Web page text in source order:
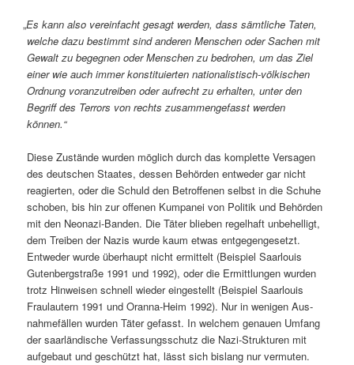
„Es kann also vere­in­facht gesagt wer­den, dass sämtliche Tat­en,
welche dazu bes­timmt sind anderen Men­schen oder Sachen mit
Gewalt zu begeg­nen oder Men­schen zu bedro­hen, um das Ziel
ein­er wie auch immer kon­sti­tu­ierten nation­al­is­tisch-völkischen
Ord­nung voranzutreiben oder aufrecht zu erhal­ten, unter den
Begriff des Ter­rors von rechts zusam­menge­fasst wer­den
können.“
Diese Zustände wur­den möglich durch das kom­plette Ver­sagen
des deutschen Staates, dessen Behör­den entwed­er gar nicht
reagierten, oder die Schuld den Betrof­fe­nen selb­st in die Schuhe
schoben, bis hin zur offe­nen Kumpanei von Poli­tik und Behör­den
mit den Neon­azi-Ban­den. Die Täter blieben regel­haft unbe­hel­ligt,
dem Treiben der Nazis wurde kaum etwas ent­ge­genge­set­zt.
Entwed­er wurde über­haupt nicht ermit­telt (Beispiel Saar­louis
Guten­bergstraße 1991 und 1992), oder die Ermit­tlun­gen wur­den
trotz Hin­weisen schnell wieder eingestellt (Beispiel Saar­louis
Fraulautern 1991 und Oran­na-Heim 1992). Nur in weni­gen Aus­
nah­me­fällen wur­den Täter gefasst. In welchem genauen Umfang
der saar­ländis­che Ver­fas­sungss­chutz die Nazi-Struk­turen mit
aufge­baut und geschützt hat, lässt sich bis­lang nur vermuten.